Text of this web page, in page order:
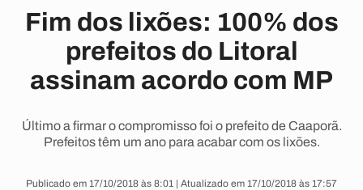
Fim dos lixões: 100% dos
prefeitos do Litoral
assinam acordo com MP
Último a firmar o compromisso foi o prefeito de Caaporã.
Prefeitos têm um ano para acabar com os lixões.
Publicado em 17/10/2018 às 8:01 | Atualizado em 17/10/2018 às 17:57